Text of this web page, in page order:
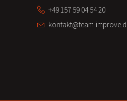
+49 157 59 04 54 20
kontakt@team-